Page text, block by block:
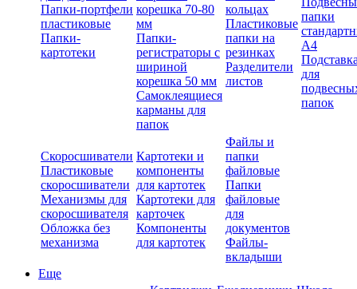
Папки-портфели
пластиковые
Папки-
картотеки
корешка 70-80
мм
Папки-
регистраторы с
шириной
корешка 50 мм
Самоклеящиеся
карманы для
папок
кольцах
Пластиковые
папки на
резинках
Разделители
листов
папки
А4
для
папок
Скоросшиватели
Пластиковые
скоросшиватели
Механизмы для
скоросшивателя
Обложка без
механизма
Картотеки и
компоненты
для картотек
Картотеки для
карточек
Компоненты
для картотек
Файлы и
папки
файловые
Папки
файловые
для
документов
Файлы-
вкладыши
Еще